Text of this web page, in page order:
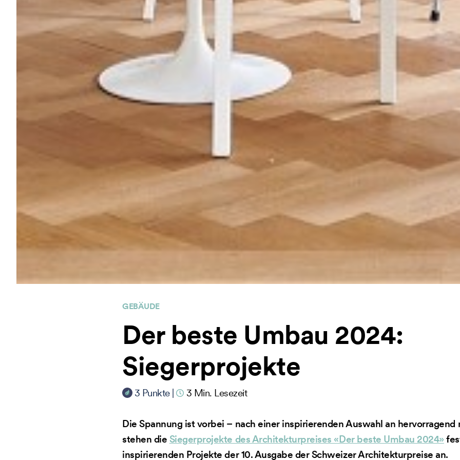
GEBÄUDE
Der beste Umbau 2024:
Siegerprojekte
3 Punkte | 3 Min. Lesezeit
Die Spannung ist vorbei – nach einer inspirierenden Auswahl an
stehen die Siegerprojekte des Architekturpreises «Der beste Umbau 2024»
inspirierenden Projekte der 10. Ausgabe der Schweizer Architekturpreise an.